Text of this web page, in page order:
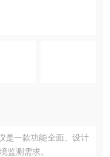
是一款功能全面、设计
监测需求。